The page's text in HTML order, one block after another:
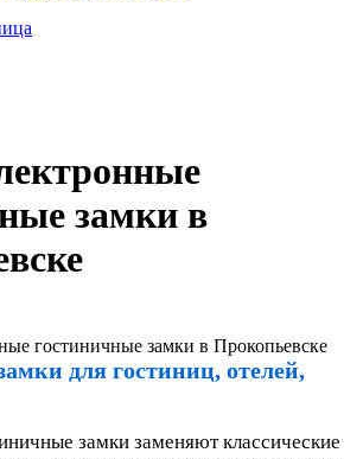
замки в
для гостиниц, отелей,
замки заменяют классические